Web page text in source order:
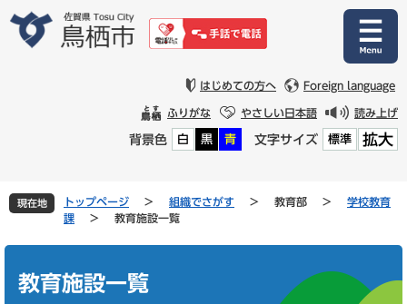
文
はじめての方へ Foreign language
ふりがな やさしい日本語 読み上げ
背景色 白 黒 青 文字サイズ 標準 拡大
現在地 トップページ > 組織でさがす > 教育部 >
学校教育
課
> 教育施設一覧
教育施設一覧